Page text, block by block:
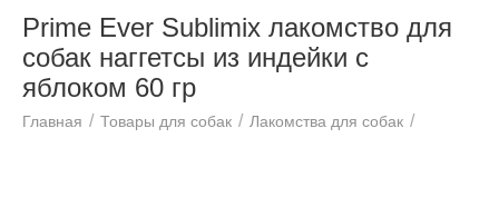
Prime Ever Sublimix лакомство для
собак наггетсы из индейки с
яблоком 60 гр
Главная / Товары для собак / Лакомства для собак /